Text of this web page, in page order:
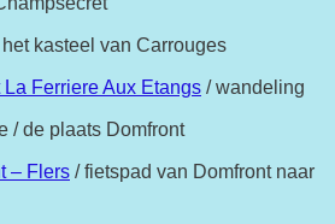
het kasteel van Carrouges
Ferriere Aux Etangs / wandeling
/ de plaats Domfront
– Flers / fietspad van Domfront naar